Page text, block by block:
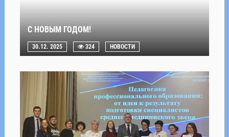
С НОВЫМ ГОДОМ!
30.12. 2025 324 НОВОСТИ